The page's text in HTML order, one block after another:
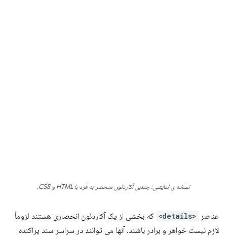
نسخه ی نمایشی: چندین آکاردئون منحصر به فرد با HTML و CSS.
عناصر <details>
که بخشی از یک آکاردئون انحصاری هستند لزوماً
لازم نیست خواهر و برادر باشند. آنها می توانند در سراسر سند پراکنده